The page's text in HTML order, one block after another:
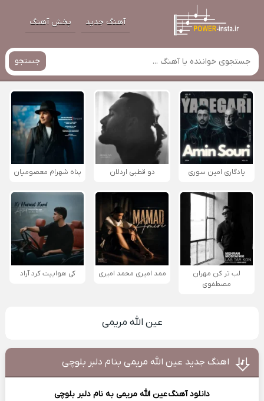
آهنگ جدید پخش آهنگ
جستجو
یادگاری امین سوری دو قطبی اردلان پناه شهرام معصومیان
لب تر کن مهران
مصطفوی
ممد امیری محمد امیری کی هواییت کرد آراد
عین الله مریمی
اهنگ جدید عین الله مریمی بنام دلبر بلوچی
دانلود آهنگعین الله مریمی به نام دلبر بلوچی